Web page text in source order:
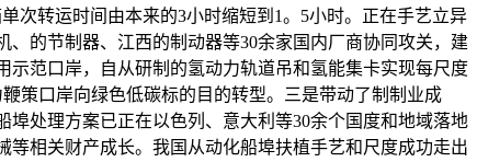
次转运时间由本来的3小时缩短到1。5小时。正在手艺立异
的节制器、江西的制动器等30余家国内厂商协同攻关，建
范口岸，自从研制的氢动力轨道吊和氢能集卡实现每尺度
策口岸向绿色低碳标的目的转型。三是带动了制制业成
处理方案已正在以色列、意大利等30余个国度和地域落地
相关财产成长。我国从动化船埠扶植手艺和尺度成功走出